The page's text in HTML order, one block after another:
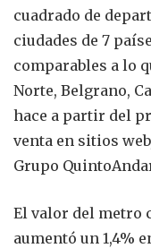
cuadrado de
ciudades de 7
comparables a lo
Norte, Belgrano,
hace a partir del
venta en sitios
Grupo
El valor del metro
aumentó un 1,4%